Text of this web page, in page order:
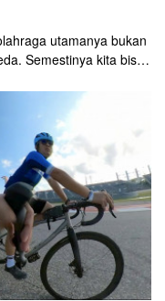
utamanya bukan
Semestinya kita bisa